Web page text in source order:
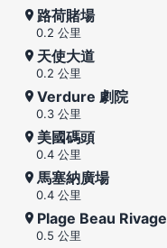
路荷賭場
0.2 公里
天使大道
0.2 公里
Verdure 劇院
0.3 公里
美國碼頭
0.4 公里
馬塞納廣場
0.4 公里
Plage Beau Rivage
0.5 公里